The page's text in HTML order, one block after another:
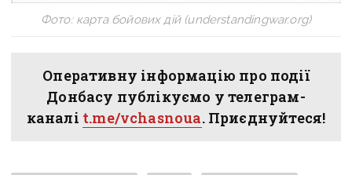
Фото: карта бойових дій (understandingwar.org)
Оперативну інформацію про події
Донбасу публікуємо у телеграм-
каналі t.me/vchasnoua. Приєднуйтеся!